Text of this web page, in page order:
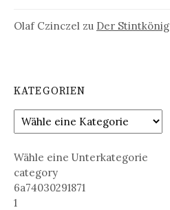
Olaf Czinczel zu Der Stintkönig
KATEGORIEN
Wähle eine Unterkategorie
category
6a74030291871
1